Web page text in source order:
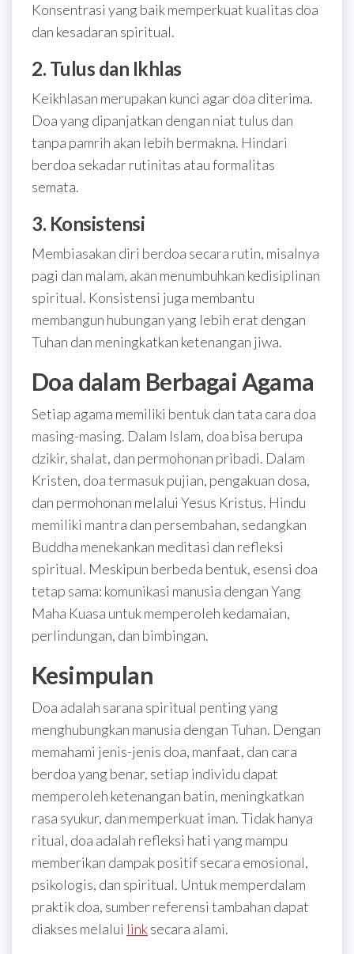
Konsentrasi yang baik memperkuat kualitas doa
dan kesadaran spiritual.
2. Tulus dan Ikhlas
Keikhlasan merupakan kunci agar doa diterima.
Doa yang dipanjatkan dengan niat tulus dan
tanpa pamrih akan lebih bermakna. Hindari
berdoa sekadar rutinitas atau formalitas
semata.
3. Konsistensi
Membiasakan diri berdoa secara rutin, misalnya
pagi dan malam, akan menumbuhkan kedisiplinan
spiritual. Konsistensi juga membantu
membangun hubungan yang lebih erat dengan
Tuhan dan meningkatkan ketenangan jiwa.
Doa dalam Berbagai Agama
Setiap agama memiliki bentuk dan tata cara doa
masing-masing. Dalam Islam, doa bisa berupa
dzikir, shalat, dan permohonan pribadi. Dalam
Kristen, doa termasuk pujian, pengakuan dosa,
dan permohonan melalui Yesus Kristus. Hindu
memiliki mantra dan persembahan, sedangkan
Buddha menekankan meditasi dan refleksi
spiritual. Meskipun berbeda bentuk, esensi doa
tetap sama: komunikasi manusia dengan Yang
Maha Kuasa untuk memperoleh kedamaian,
perlindungan, dan bimbingan.
Kesimpulan
Doa adalah sarana spiritual penting yang
menghubungkan manusia dengan Tuhan. Dengan
memahami jenis-jenis doa, manfaat, dan cara
berdoa yang benar, setiap individu dapat
memperoleh ketenangan batin, meningkatkan
rasa syukur, dan memperkuat iman. Tidak hanya
ritual, doa adalah refleksi hati yang mampu
memberikan dampak positif secara emosional,
psikologis, dan spiritual. Untuk memperdalam
praktik doa, sumber referensi tambahan dapat
diakses melalui linksecara alami.